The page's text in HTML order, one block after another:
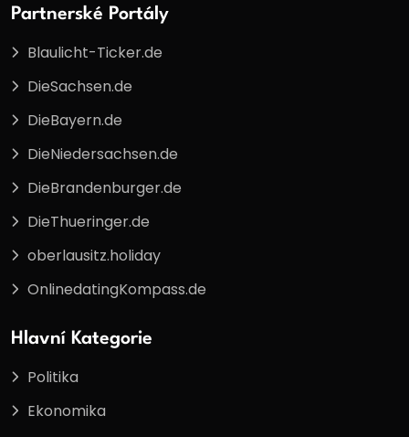
Partnerské Portály
Blaulicht-Ticker.de
DieSachsen.de
DieBayern.de
DieNiedersachsen.de
DieBrandenburger.de
DieThueringer.de
oberlausitz.holiday
OnlinedatingKompass.de
Hlavní Kategorie
Politika
Ekonomika